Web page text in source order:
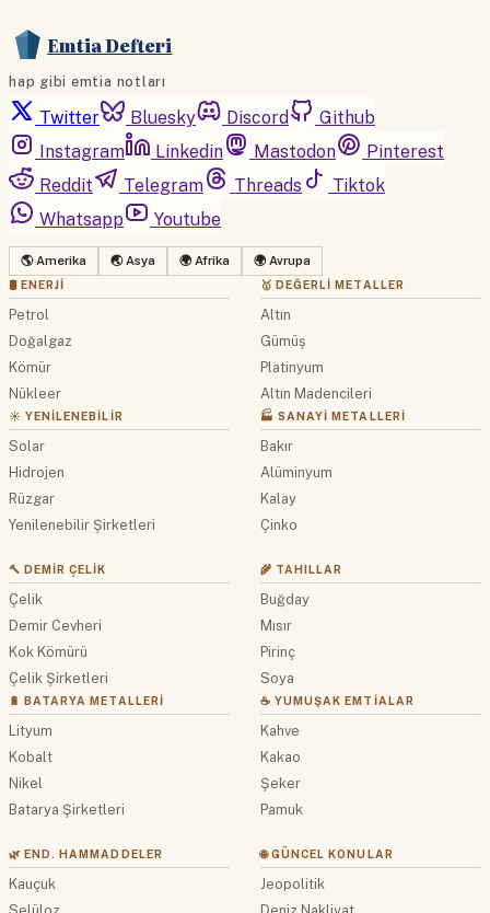
Emtia Defteri
hap gibi emtia notları
Twitter Bluesky Discord
Github
Instagram
Linkedin Mastodon
Pinterest
Reddit
Telegram Threads
Tiktok
Whatsapp
Youtube
🌎 Amerika 🌏 Asya 🌍 Afrika 🌍 Avrupa
🛢 ENERJI
Petrol
Doğalgaz
Kömür
Nükleer
☀️ YENILENEBILIR
Solar
Hidrojen
Rüzgar
Yenilenebilir Şirketleri
🥇 DEĞERLI METALLER
Altın
Gümüş
Platinyum
Altın Madencileri
🏭 SANAYI METALLERI
Bakır
Alüminyum
Kalay
Çinko
🔨 DEMIR ÇELIK
Çelik
Demir Cevheri
Kok Kömürü
Çelik Şirketleri
🔋 BATARYA METALLERI
Lityum
Kobalt
Nikel
Batarya Şirketleri
🌾 TAHILLAR
Buğday
Mısır
Pirinç
Soya
☕ YUMUŞAK EMTIALAR
Kahve
Kakao
Şeker
Pamuk
🌿 END. HAMMADDELER
Kauçuk
🌐 GÜNCEL KONULAR
Jeopolitik